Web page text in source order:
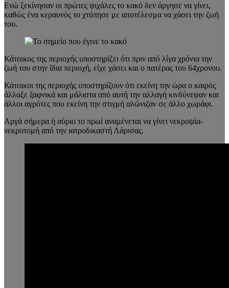
Ενώ ξεκίνησαν οι πρώτες ψιχάλες το κακό δεν άργησε να γίνει,
καθώς ένα κεραυνός το χτύπησε με αποτέλεσμα να χάσει την ζωή
του.
Κάτοικος της περιοχής υποστηρίζει ότι πριν από λίγα χρόνια την
ζωή του στην ίδια περιοχή, είχε χάσει και ο πατέρας του 64χρονου.
Κάτοικοι της περιοχής υποστηρίζουν ότι εκείνη την ώρα ο καιρός
άλλαξε ξαφνικά και μάλιστα από αυτή την αλλαγή κινδύνεψαν και
άλλοι αγρότες που εκείνη την στιγμή αλώνιζαν σε άλλο χωράφι.
Αργά σήμερα ή αύριο το πρωί αναμένεται να γίνει νεκροψία-
νεκροτομή από την ιατροδικαστή Λάρισας.